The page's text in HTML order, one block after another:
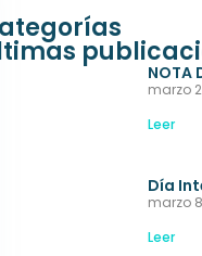
NOTA
marzo
Leer
Día
marzo
Leer